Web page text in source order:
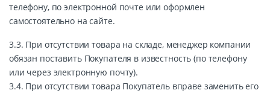
телефону, по электронной почте или оформлен
самостоятельно на сайте.
3.3. При отсутствии товара на складе, менеджер компании
обязан поставить Покупателя в известность (по телефону
или через электронную почту).
3.4. При отсутствии товара Покупатель вправе заменить его